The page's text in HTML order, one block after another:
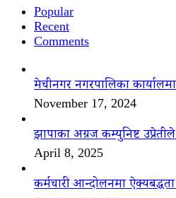
Popular
Recent
Comments
मेचीनगर नगरपालिका
November 17, 2024
झापाका अग्रज कम्युनिष्ट
April 8, 2025
कर्मचारी आन्दोलनमा